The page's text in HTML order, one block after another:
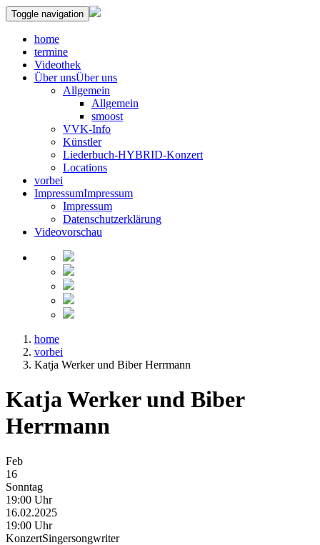
Toggle navigation
home
termine
Videothek
Über unsÜber uns
Allgemein
Allgemein
smoost
VVK-Info
Künstler
Liederbuch-HYBRID-Konzert
Locations
vorbei
ImpressumImpressum
Impressum
Datenschutzerklärung
Videovorschau
home
vorbei
Katja Werker und Biber Herrmann
Katja Werker und Biber
Herrmann
Feb
16
Sonntag
19:00 Uhr
16.02.2025
19:00 Uhr
KonzertSingersongwriter